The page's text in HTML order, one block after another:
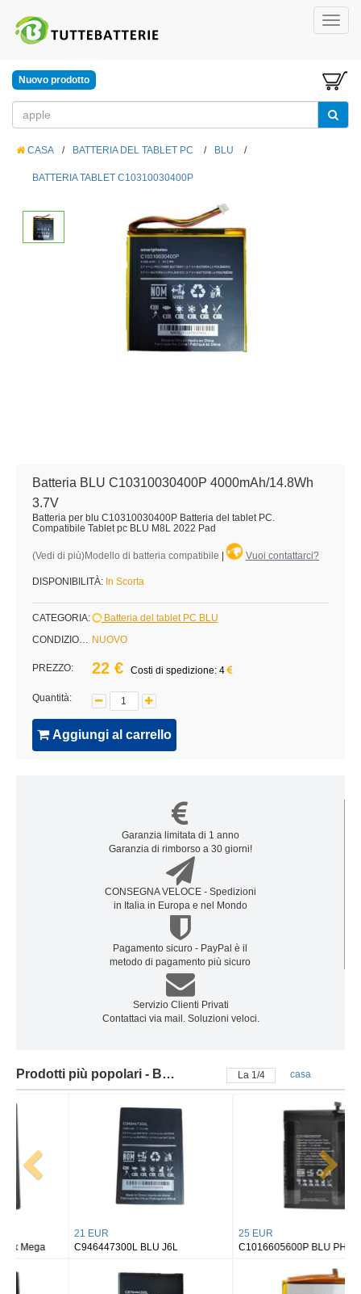
Nuovo prodotto
CASA / BATTERIA DEL TABLET PC / BLU /
BATTERIA TABLET C10310030400P
Batteria BLU C10310030400P 4000mAh/14.8Wh
3.7V
Batteria per blu C10310030400P Batteria del tablet PC.
Compatibile Tablet pc BLU M8L 2022 Pad
(Vedi di più)Modello di batteria compatibile Vuoi contattarci?
DISPONIBILITÀ: In Scorta
CATEGORIA:
Batteria del tablet PC BLU
CONDIZIONE: NUOVO
PREZZO: 22 € Costi di spedizione: 4
Quantità:
Aggiungi al carrello
Garanzia limitata di 1 anno
Garanzia di rimborso a 30 giorni!
CONSEGNA VELOCE - Spedizioni
in Italia in Europa e nel Mondo
Pagamento sicuro - PayPal è il
metodo di pagamento più sicuro
Servizio Clienti Privati
Contattaci via mail. Soluzioni veloci.
Prodotti più popolari - Batteria blu La 2/4 casa
C946447300L BLU J6L
C1016605600P BLU PHONE